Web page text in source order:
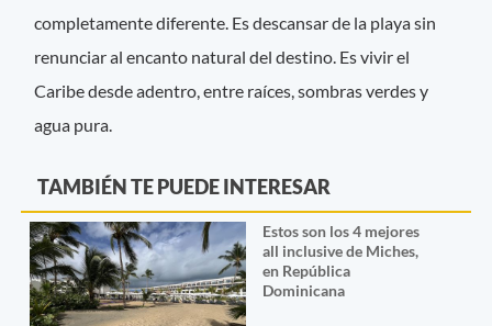
completamente diferente. Es descansar de la playa sin
renunciar al encanto natural del destino. Es vivir el
Caribe desde adentro, entre raíces, sombras verdes y
agua pura.
TAMBIÉN TE PUEDE INTERESAR
Estos son los 4 mejores
all inclusive de Miches,
en República
Dominicana